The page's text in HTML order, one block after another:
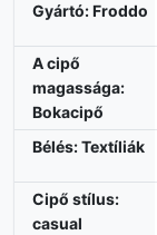
Gyártó: Froddo
A cipő
magassága:
Bokacipő
Bélés: Textíliák
Cipő stílus:
casual